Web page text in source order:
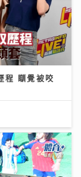
程 瞓覺被咬